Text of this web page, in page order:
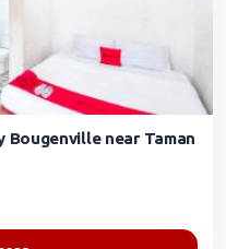
Bougenville near Taman